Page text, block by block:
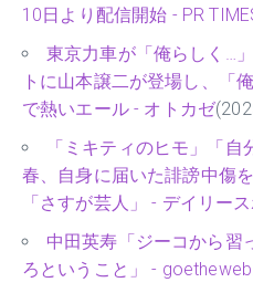
10日より配信開始 - PR
東京力車が「俺らしく…
トに山本譲二が登場し、「
で熱いエール - オトカゼ
「ミキティのヒモ」「
春、自身に届いた誹謗中傷
「さすが芸人」 - デイリー
中田英寿「ジーコから習
ろということ」 -